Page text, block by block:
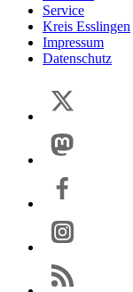
Service
Kreis Esslingen
Impressum
Datenschutz